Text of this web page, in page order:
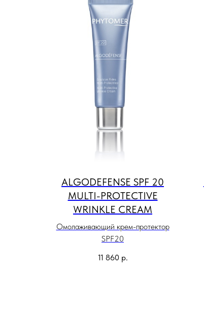
ALGODEFENSE SPF 20
MULTI-PROTECTIVE
WRINKLE CREAM
Омолаживающий крем-протектор
SPF20
11 860 р.